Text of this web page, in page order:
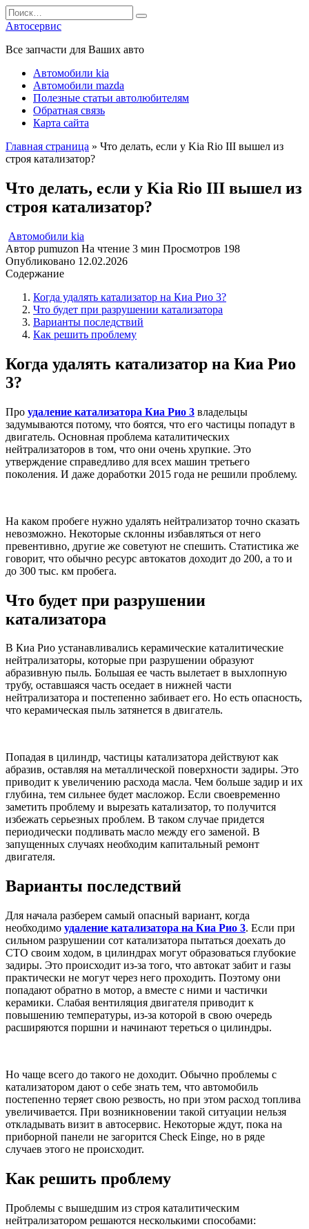
Перейти
к
содержанию
Search
for:
Автосервис
Все запчасти для Ваших авто
Автомобили kia
Автомобили mazda
Полезные статьи автолюбителям
Обратная связь
Карта сайта
Главная страница » Что делать, если у Kia Rio III вышел из
строя катализатор?
Что делать, если у Kia Rio III вышел из
строя катализатор?
Автомобили kia
Автор pumuzon На чтение 3 мин Просмотров 198
Опубликовано 12.02.2026
Содержание
Когда удалять катализатор на Киа Рио 3?
Что будет при разрушении катализатора
Варианты последствий
Как решить проблему
Когда удалять катализатор на Киа Рио
3?
Про удаление катализатора Киа Рио 3 владельцы
задумываются потому, что боятся, что его частицы попадут в
двигатель. Основная проблема каталитических
нейтрализаторов в том, что они очень хрупкие. Это
утверждение справедливо для всех машин третьего
поколения. И даже доработки 2015 года не решили проблему.
На каком пробеге нужно удалять нейтрализатор точно сказать
невозможно. Некоторые склонны избавляться от него
превентивно, другие же советуют не спешить. Статистика же
говорит, что обычно ресурс автокатов доходит до 200, а то и
до 300 тыс. км пробега.
Что будет при разрушении
катализатора
В Киа Рио устанавливались керамические каталитические
нейтрализаторы, которые при разрушении образуют
абразивную пыль. Большая ее часть вылетает в выхлопную
трубу, оставшаяся часть оседает в нижней части
нейтрализатора и постепенно забивает его. Но есть опасность,
что керамическая пыль затянется в двигатель.
Попадая в цилиндр, частицы катализатора действуют как
абразив, оставляя на металлической поверхности задиры. Это
приводит к увеличению расхода масла. Чем больше задир и их
глубина, тем сильнее будет масложор. Если своевременно
заметить проблему и вырезать катализатор, то получится
избежать серьезных проблем. В таком случае придется
периодически подливать масло между его заменой. В
запущенных случаях необходим капитальный ремонт
двигателя.
Варианты последствий
Для начала разберем самый опасный вариант, когда
необходимо удаление катализатора на Киа Рио 3. Если при
сильном разрушении сот катализатора пытаться доехать до
СТО своим ходом, в цилиндрах могут образоваться глубокие
задиры. Это происходит из-за того, что автокат забит и газы
практически не могут через него проходить. Поэтому они
попадают обратно в мотор, а вместе с ними и частички
керамики. Слабая вентиляция двигателя приводит к
повышению температуры, из-за которой в свою очередь
расширяются поршни и начинают тереться о цилиндры.
Но чаще всего до такого не доходит. Обычно проблемы с
катализатором дают о себе знать тем, что автомобиль
постепенно теряет свою резвость, но при этом расход топлива
увеличивается. При возникновении такой ситуации нельзя
откладывать визит в автосервис. Некоторые ждут, пока на
приборной панели не загорится Check Einge, но в ряде
случаев этого не происходит.
Как решить проблему
Проблемы с вышедшим из строя каталитическим
нейтрализатором решаются несколькими способами: